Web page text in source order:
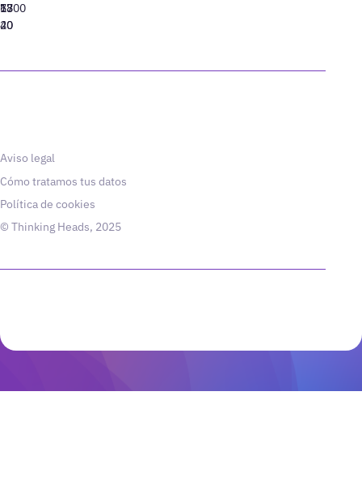
77
40
13
20
6800
Aviso legal
Cómo tratamos tus datos
Política de cookies
© Thinking Heads, 2025